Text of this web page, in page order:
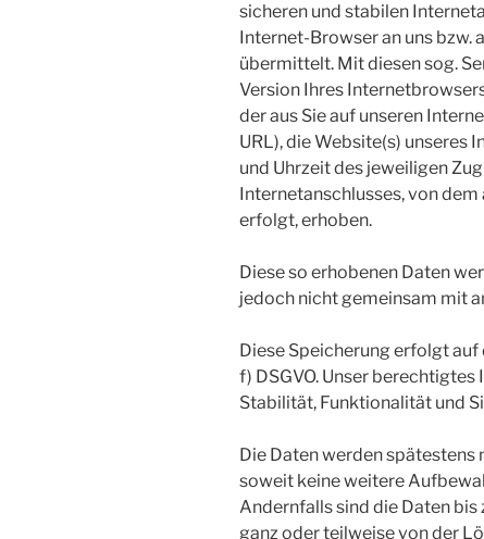
sicheren und stabilen
Internet-Browser an uns bzw.
übermittelt. Mit diesen sog.
Version Ihres
der aus Sie auf unseren
URL), die Website(s) unseres
und Uhrzeit des jeweiligen
Internetanschlusses, von
erfolgt, erhoben.
Diese so erhobenen Daten
jedoch nicht gemeinsam mit
Diese Speicherung erfolgt auf
f) DSGVO. Unser
Stabilität, Funktionalität und
Die Daten werden spätestens
soweit keine weitere
Andernfalls sind die Daten
ganz oder teilweise von der